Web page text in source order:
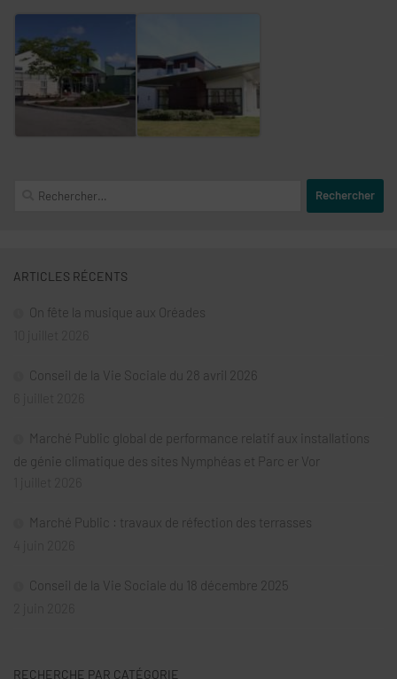
Rechercher :
ARTICLES RÉCENTS
On fête la musique aux Oréades
Conseil de la Vie Sociale du 28 avril 2026
Marché Public global de performance relatif aux installations
de génie climatique des sites Nymphéas et Parc er Vor
Marché Public : travaux de réfection des terrasses
Conseil de la Vie Sociale du 18 décembre 2025
RECHERCHE PAR CATÉGORIE